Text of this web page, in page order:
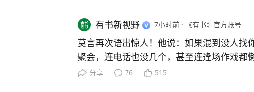
有书新视野 7小时前 · 《有书》官方账号
莫言再次语出惊人！他说：如果混到没人找
聚会，连电话也没几个，甚至连逢场作戏都
来独往，那么你真要庆祝，说明你悟透了人
分享 76 515